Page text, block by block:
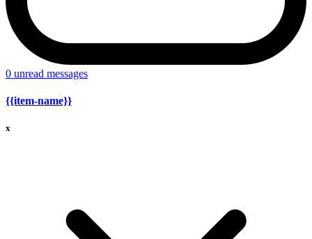
0 unread messages
{{item-name}}
x